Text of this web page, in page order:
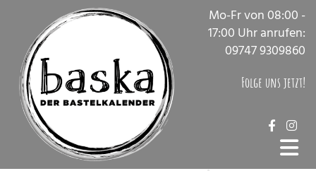
Mo-Fr von 08:00 -
17:00 Uhr anrufen:
09747 9309860
Folge uns jetzt!